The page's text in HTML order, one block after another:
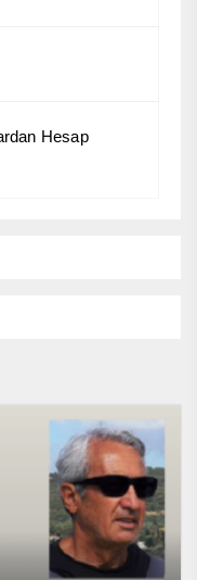
Hesap